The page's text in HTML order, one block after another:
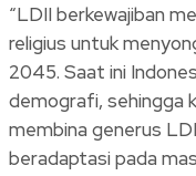
“LDII berkewajiban
religius untuk
2045. Saat ini
demografi, sehingga
membina generus
beradaptasi pada